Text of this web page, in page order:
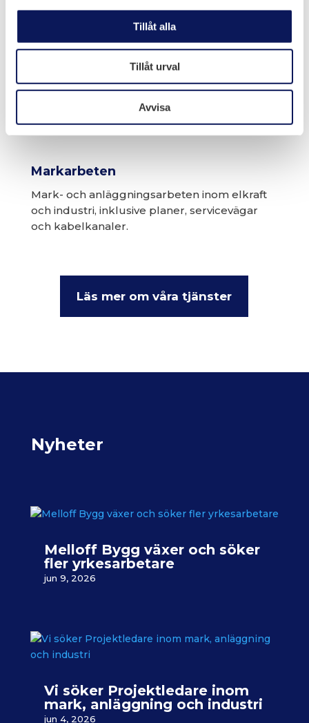
Tillåt alla
Tillåt urval
Avvisa
Stängsel
och grindar. Kompletta lösningar som
uppfyller gällande krav och anpassas efter
anläggningen.
Markarbeten
Mark- och anläggningsarbeten inom elkraft
och industri, inklusive planer, servicevägar
och kabelkanaler.
Läs mer om våra tjänster
Nyheter
Melloff Bygg växer och söker
fler yrkesarbetare
jun 9, 2026
Vi söker Projektledare inom
mark, anläggning och industri
jun 4, 2026